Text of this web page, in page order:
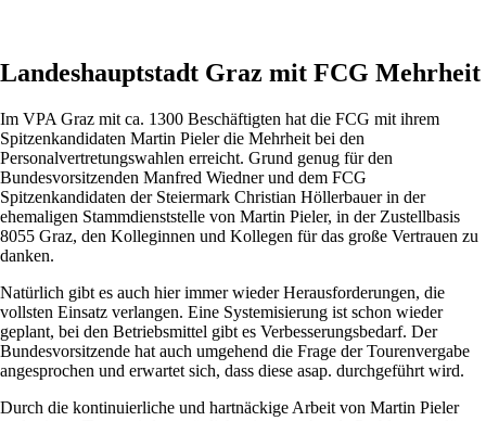
Landeshauptstadt Graz mit FCG Mehrheit
Im VPA Graz mit ca. 1300 Beschäftigten hat die FCG mit ihrem
Spitzenkandidaten Martin Pieler die Mehrheit bei den
Personalvertretungswahlen erreicht. Grund genug für den
Bundesvorsitzenden Manfred Wiedner und dem FCG
Spitzenkandidaten der Steiermark Christian Höllerbauer in der
ehemaligen Stammdienststelle von Martin Pieler, in der Zustellbasis
8055 Graz, den Kolleginnen und Kollegen für das große Vertrauen zu
danken.
Natürlich gibt es auch hier immer wieder Herausforderungen, die
vollsten Einsatz verlangen. Eine Systemisierung ist schon wieder
geplant, bei den Betriebsmittel gibt es Verbesserungsbedarf. Der
Bundesvorsitzende hat auch umgehend die Frage der Tourenvergabe
angesprochen und erwartet sich, dass diese asap. durchgeführt wird.
Durch die kontinuierliche und hartnäckige Arbeit von Martin Pieler